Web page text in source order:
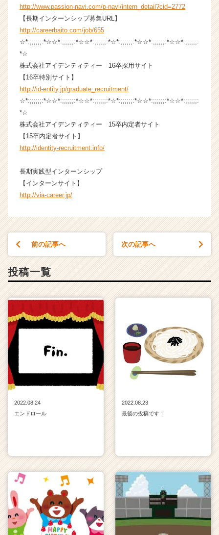
キ
ャ
リ
ア
e
r
C
r
r）
http://www.passion-navi.com/p-navi/intern_detail?cid=2772
【長期インターンシップ募集URL】
http://careerbaito.com/job/655
☆*:;;;;;;:*☆☆*:;;;;;;:*☆☆*:;;;;;;:*☆*:;;;;;;:*☆☆*:;;;;;;:*☆☆*:;;;;;;:
*☆
株式会社アイデンティティー 16卒採用サイト
【16卒特別サイト】
http://id-entity.jp/graduate_recruitment/
☆*:;;;;;;:*☆☆*:;;;;;;:*☆☆*:;;;;;;:*☆*:;;;;;;:*☆☆*:;;;;;;:*☆☆*:;;;;;;:
*☆
株式会社アイデンティティー 15卒内定者サイト
【15卒内定者サイト】
http://identity-recruitment.info/
長期実践型インターンシップ
【インターンサイト】
http://via-career.jp/
前の記事へ 次の記事へ
投稿一覧
2022.08.24
エンドロール
2022.08.23
最後の投稿です！